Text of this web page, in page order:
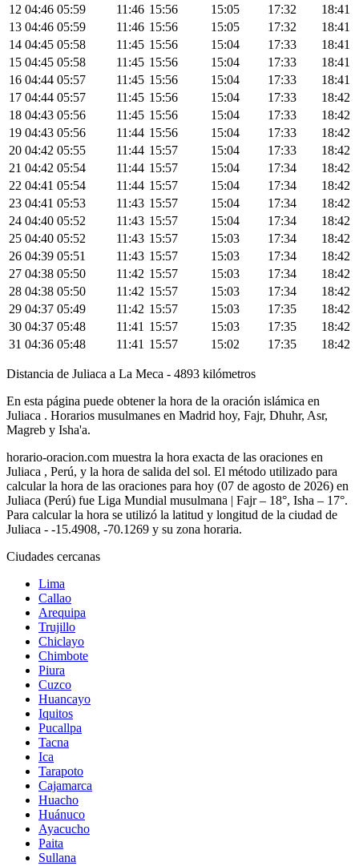
12 04:46 05:59 11:46 15:56 15:05 17:32
18:41
13 04:46 05:59 11:46 15:56 15:05 17:32
18:41
14 04:45 05:58 11:45 15:56 15:04 17:33
18:41
15 04:45 05:58 11:45 15:56 15:04 17:33
18:41
16 04:44 05:57 11:45 15:56 15:04 17:33
18:41
17 04:44 05:57 11:45 15:56 15:04 17:33
18:42
18 04:43 05:56 11:45 15:56 15:04 17:33
18:42
19 04:43 05:56 11:44 15:56 15:04 17:33
18:42
20 04:42 05:55 11:44 15:57 15:04 17:33
18:42
21 04:42 05:54 11:44 15:57 15:04 17:34
18:42
22 04:41 05:54 11:44 15:57 15:04 17:34
18:42
23 04:41 05:53 11:43 15:57 15:04 17:34
18:42
24 04:40 05:52 11:43 15:57 15:04 17:34
18:42
25 04:40 05:52 11:43 15:57 15:03 17:34
18:42
26 04:39 05:51 11:43 15:57 15:03 17:34
18:42
27 04:38 05:50 11:42 15:57 15:03 17:34
18:42
28 04:38 05:50 11:42 15:57 15:03 17:34
18:42
29 04:37 05:49 11:42 15:57 15:03 17:35
18:42
30 04:37 05:48 11:41 15:57 15:03 17:35
18:42
31 04:36 05:48 11:41 15:57 15:02 17:35 18:42
Distancia de Juliaca a La Meca - 4893 kilómetros
En esta página puede obtener la hora de la oración islámica en
Juliaca . Horarios musulmanes en Madrid hoy, Fajr, Dhuhr, Asr,
Magreb y Isha'a.
horario-oracion.com muestra la hora exacta de las oraciones en
Juliaca , Perú, y la hora de salida del sol. El método utilizado para
calcular la hora de las oraciones para hoy (07 de agosto de 2026) en
Juliaca (Perú) fue Liga Mundial musulmana | Fajr – 18°, Isha – 17°.
Para calcular la hora se utilizó la latitud y longitud de la ciudad de
Juliaca - -15.4908, -70.1269 y su zona horaria.
Ciudades cercanas
Lima
Callao
Arequipa
Trujillo
Chiclayo
Chimbote
Piura
Cuzco
Huancayo
Iquitos
Pucallpa
Tacna
Ica
Tarapoto
Cajamarca
Huacho
Huánuco
Ayacucho
Paita
Sullana